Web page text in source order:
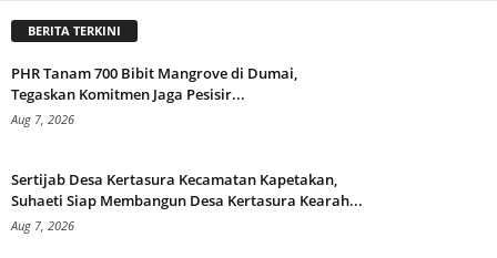
BERITA TERKINI
PHR Tanam 700 Bibit Mangrove di Dumai,
Tegaskan Komitmen Jaga Pesisir...
Aug 7, 2026
Sertijab Desa Kertasura Kecamatan Kapetakan,
Suhaeti Siap Membangun Desa Kertasura Kearah...
Aug 7, 2026